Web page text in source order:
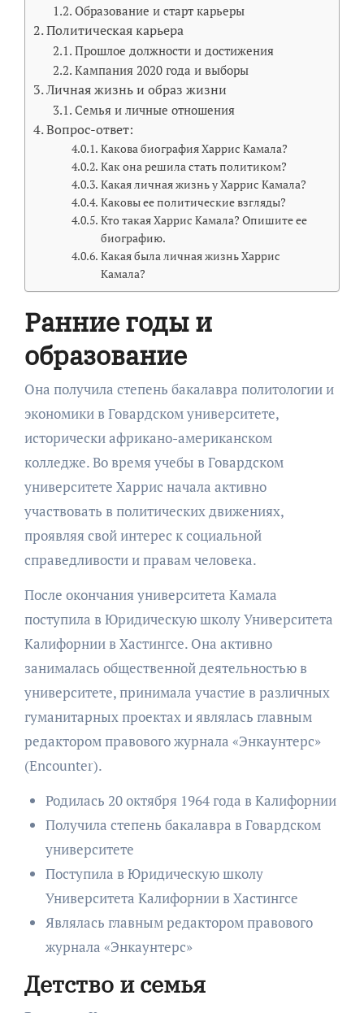
Образование и старт карьеры
Политическая карьера
Прошлое должности и достижения
Кампания 2020 года и выборы
Личная жизнь и образ жизни
Семья и личные отношения
Вопрос-ответ:
Какова биография Харрис Камала?
Как она решила стать политиком?
Какая личная жизнь у Харрис Камала?
Каковы ее политические взгляды?
Кто такая Харрис Камала? Опишите ее
биографию.
Какая была личная жизнь Харрис
Камала?
Ранние годы и
образование
Она получила степень бакалавра политологии и
экономики в Говардском университете,
исторически африкано-американском
колледже. Во время учебы в Говардском
университете Харрис начала активно
участвовать в политических движениях,
проявляя свой интерес к социальной
справедливости и правам человека.
После окончания университета Камала
поступила в Юридическую школу Университета
Калифорнии в Хастингсе. Она активно
занималась общественной деятельностью в
университете, принимала участие в различных
гуманитарных проектах и являлась главным
редактором правового журнала «Энкаунтерс»
(Encounter).
Родилась 20 октября 1964 года в Калифорнии
Получила степень бакалавра в Говардском
университете
Поступила в Юридическую школу
Университета Калифорнии в Хастингсе
Являлась главным редактором правового
журнала «Энкаунтерс»
Детство и семья